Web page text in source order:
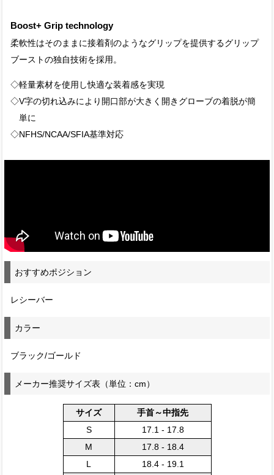
Boost+ Grip technology
柔軟性はそのままに接着剤のようなグリップを提供するグリップ
ブーストの独自技術を採用。
◇軽量素材を使用し快適な装着感を実現
◇V字の切れ込みにより開口部が大きく開きグローブの着脱が簡
単に
◇NFHS/NCAA/SFIA基準対応
おすすめポジション
レシーバー
カラー
ブラック/ゴールド
メーカー推奨サイズ表（単位：cm）
サイズ
手首～中指先
S
17.1 - 17.8
M
17.8 - 18.4
L
18.4 - 19.1